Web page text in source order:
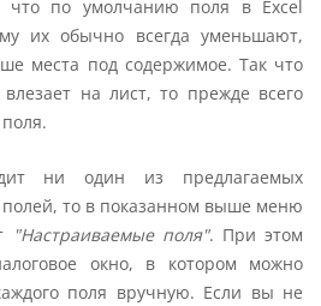
что по умолчанию поля в Excel
их обычно всегда уменьшают,
места под содержимое. Так что
на лист, то прежде всего
ни один из предлагаемых
то в показанном выше меню
"Настраиваемые поля". При этом
окно, в котором можно
поля вручную. Если вы не